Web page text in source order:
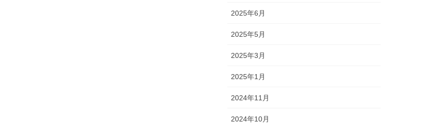
2025年6月
2025年5月
2025年3月
2025年1月
2024年11月
2024年10月